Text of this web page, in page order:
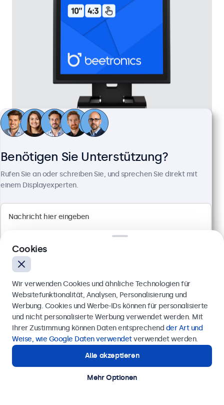
10 Zoll Touchscreen Metall (4:3)
100+ Stück auf Lager
Anschlüsse: HDMI, DisplayPort, USB-C, VGA
Montage: Einbau, Wand- und Tischmontage
359,00 €
427,21 € inkl. MwSt.
Benötigen Sie Unterstützung?
Rufen Sie an oder schreiben Sie, und sprechen Sie direkt mit
einem Displayexperten.
Anfrage senden
Rufen Sie uns an unter0211 38 78 95 62
Benötigen Sie Unterstützung?
Kontaktieren Sie uns!
Cookies
Wir verwenden Cookies und ähnliche Technologien für
Websitefunktionalität, Analysen, Personalisierung und
Werbung. Cookies und Werbe-IDs können für personalisierte
und nicht personalisierte Werbung verwendet werden. Mit
Ihrer Zustimmung können Daten entsprechend der Art und
Weise, wie Google Daten verwendetverwendet werden.
Alle akzeptieren
Mehr Optionen